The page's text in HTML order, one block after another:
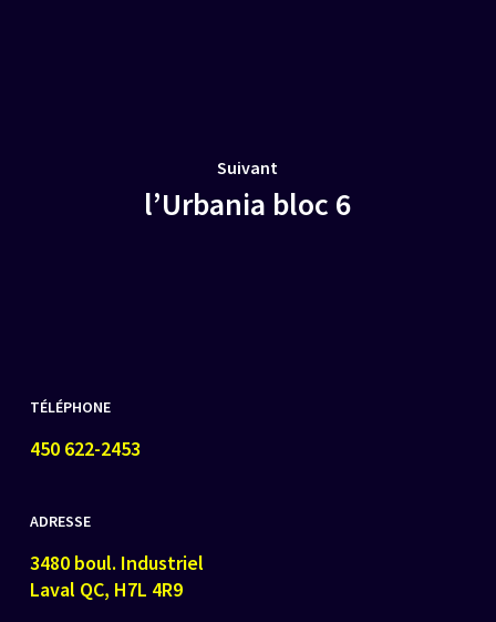
Suivant
l’Urbania bloc 6
TÉLÉPHONE
450 622-2453
ADRESSE
3480 boul. Industriel
Laval QC, H7L 4R9